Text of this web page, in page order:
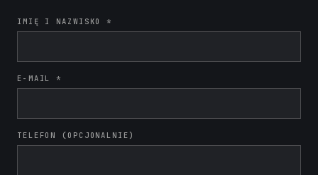
IMIĘ I NAZWISKO *
E-MAIL *
TELEFON (OPCJONALNIE)